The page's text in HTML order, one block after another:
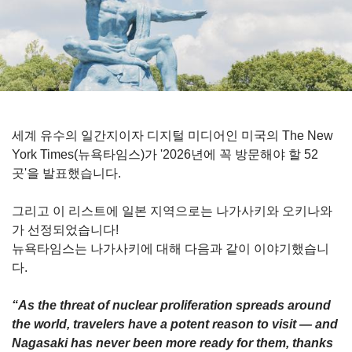
세계 유수의 일간지이자 디지털 미디어인 미국의 The New
York Times(뉴욕타임스)가 '2026년에 꼭 방문해야 할 52
곳'을 발표했습니다.
그리고 이 리스트에 일본 지역으로는 나가사키와 오키나와
가 선정되었습니다!
뉴욕타임스는 나가사키에 대해 다음과 같이 이야기했습니
다.
“As the threat of nuclear proliferation spreads around
the world, travelers have a potent reason to visit ― and
Nagasaki has never been more ready for them, thanks